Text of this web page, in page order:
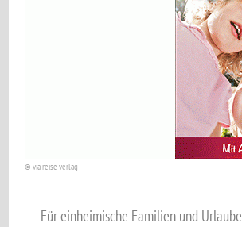
© via reise verlag
Für einheimische Familien und